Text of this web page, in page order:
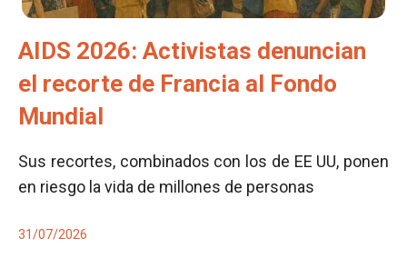
AIDS 2026: Activistas denuncian
el recorte de Francia al Fondo
Mundial
Sus recortes, combinados con los de EE UU, ponen
en riesgo la vida de millones de personas
31/07/2026